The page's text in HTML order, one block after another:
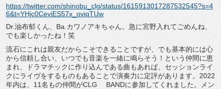
https://twitter.com/shinobu_clg/status/1615913017287532545?s=4
6&t=YHjc0CeviES57x_oviqTUw
Dr.油布郁くん、Ba.カワノアキちゃん。急に宮野入れてごめんね、
でも楽しかったね！笑
流石にこれは親友だからこそできることですが、でも基本的には心
から信頼し合い、いつでも音楽を一緒に鳴らそう！という仲間に恵
まれ、ドラマチックに作り込んである曲もあれば、セッションライ
クにライヴをするものもあることで演奏力に定評があります。2022
年内は、11名もの仲間がCLG BANDに参加してくれました。メン